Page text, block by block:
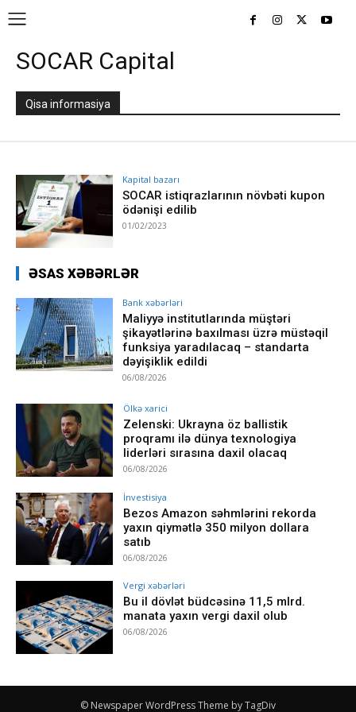
SOCAR Capital
Qisa informasiya
Kapital bazarı
SOCAR istiqrazlarının növbəti kupon
ödənişi edilib
01/02/2023
ƏSAS XƏBƏRLƏR
Bank xəbərləri
Maliyyə institutlarında müştəri
şikayətlərinə baxılması üzrə müstəqil
funksiya yaradılacaq – standarta
dəyişiklik edildi
06/08/2026
Ölkə xarici
Zelenski: Ukrayna öz ballistik
proqramı ilə dünya texnologiya
liderləri sırasına daxil olacaq
06/08/2026
İnvestisiya
Bezos Amazon səhmlərini rekorda
yaxın qiymətlə 350 milyon dollara
satıb
06/08/2026
Vergi xəbərləri
Bu il dövlət büdcəsinə 11,5 mlrd.
manata yaxın vergi daxil olub
06/08/2026
© Newspaper WordPress Theme by TagDiv